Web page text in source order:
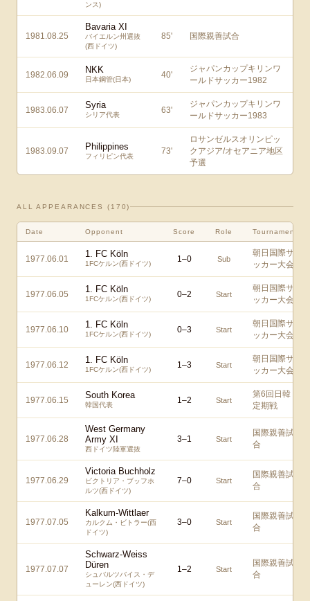
ンス)
1981.08.25
Bavaria XI
バイエルン州選抜
(西ドイツ)
85' 国際親善試合
1982.06.09 NKK
日本鋼管(日本) 40'
ジャパンカップキリンワ
ールドサッカー1982
1983.06.07 Syria
シリア代表 63'
ジャパンカップキリンワ
ールドサッカー1983
1983.09.07 Philippines
フィリピン代表
73'
ロサンゼルスオリンピッ
クアジア/オセアニア地区
予選
ALL APPEARANCES ( 170)
Date Opponent Score Role Tournament
1977.06.01 1. FC Köln
1FCケルン(西ドイツ) 1–0 Sub
朝日国際サ
ッカー大会
1977.06.05 1. FC Köln
1FCケルン(西ドイツ) 0–2 Start
朝日国際サ
ッカー大会
1977.06.10 1. FC Köln
1FCケルン(西ドイツ) 0–3 Start
朝日国際サ
ッカー大会
1977.06.12 1. FC Köln
1FCケルン(西ドイツ) 1–3 Start
朝日国際サ
ッカー大会
1977.06.15 South Korea
韓国代表 1–2 Start
第6回日韓
定期戦
1977.06.28
West Germany
Army XI
西ドイツ陸軍選抜
3–1 Start
国際親善試
合
1977.06.29
Victoria Buchholz
ビクトリア・ブッフホ
ルツ(西ドイツ)
7–0 Start
国際親善試
合
1977.07.05
Kalkum-Wittlaer
カルクム・ビトラー(西
ドイツ)
3–0 Start
国際親善試
合
1977.07.07
Schwarz-Weiss
Düren
シュバルツバイス・デ
ューレン(西ドイツ)
1–2 Start
国際親善試
合